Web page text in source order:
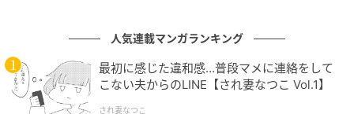
人気連載マンガランキング
最初に感じた違和感…普段マメに連絡をして
こない夫からのLINE【され妻なつこ Vol.1】
され妻なつこ